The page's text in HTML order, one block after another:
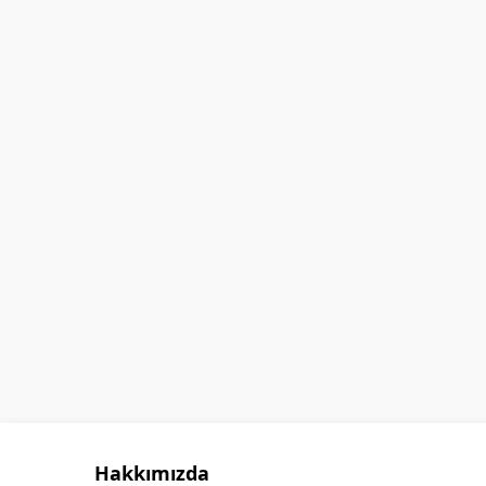
Hakkımızda
GÖKHAN GÖKMEN